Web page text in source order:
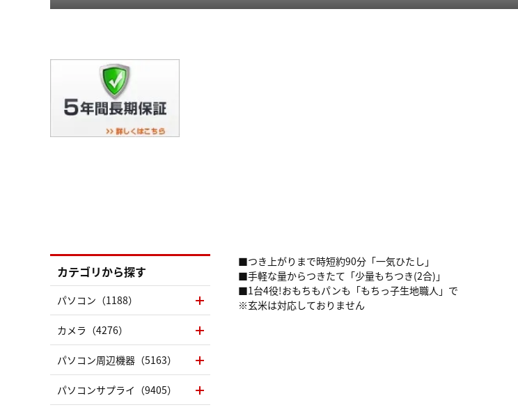
■つき上がりまで時短約90分「一気ひたし」
■手軽な量からつきたて「少量もちつき(2合)」
■1台4役!おもちもパンも「もちっ子生地職人」で
※玄米は対応しておりません
カテゴリから探す
パソコン（1188）
カメラ（4276）
パソコン周辺機器（5163）
パソコンサプライ（9405）